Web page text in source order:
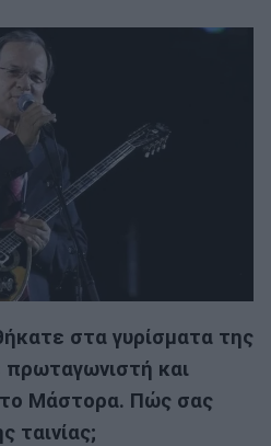
στα γυρίσματα της
πρωταγωνιστή και
Μάστορα. Πώς σας
ταινίας;